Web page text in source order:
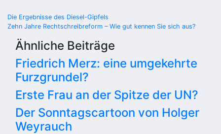
Beitragsnavigation
Die Ergebnisse des Diesel-Gipfels
Zehn Jahre Rechtschreibreform – Wie gut kennen Sie sich aus?
Ähnliche Beiträge
Friedrich Merz: eine umgekehrte
Furzgrundel?
Erste Frau an der Spitze der UN?
Der Sonntagscartoon von Holger
Weyrauch